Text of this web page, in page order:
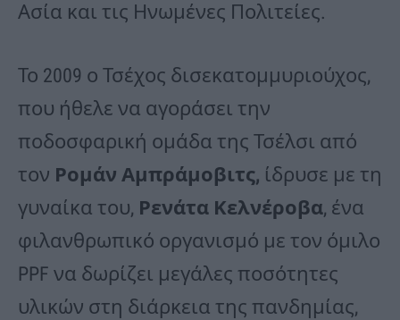
Ασία και τις Ηνωμένες Πολιτείες.
Το 2009 ο Τσέχος δισεκατομμυριούχος,
που ήθελε να αγοράσει την
ποδοσφαρική ομάδα της Τσέλσι από
τον Ρομάν Αμπράμοβιτς, ίδρυσε με τη
γυναίκα του, Ρενάτα Κελνέροβα, ένα
φιλανθρωπικό οργανισμό με τον όμιλο
PPF να δωρίζει μεγάλες ποσότητες
υλικών στη διάρκεια της πανδημίας,